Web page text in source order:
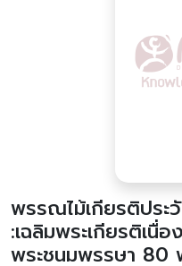
พรรณไม้เกียรติประ
:เฉลิมพระเกียรติเนื่
พระชนมพรรษา 80